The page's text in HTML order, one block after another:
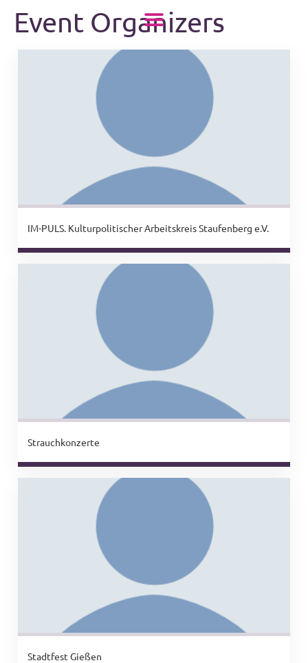
springen
Event Organizers
IM-PULS. Kulturpolitischer Arbeitskreis Staufenberg e.V.
Strauchkonzerte
Stadtfest Gießen